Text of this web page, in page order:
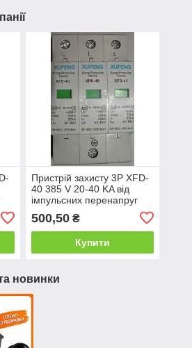
Пристрій захисту 3P XFD-
40 385 V 20-40 KA від
імпульсних перенапруг
500,50₴
Купити
новинки